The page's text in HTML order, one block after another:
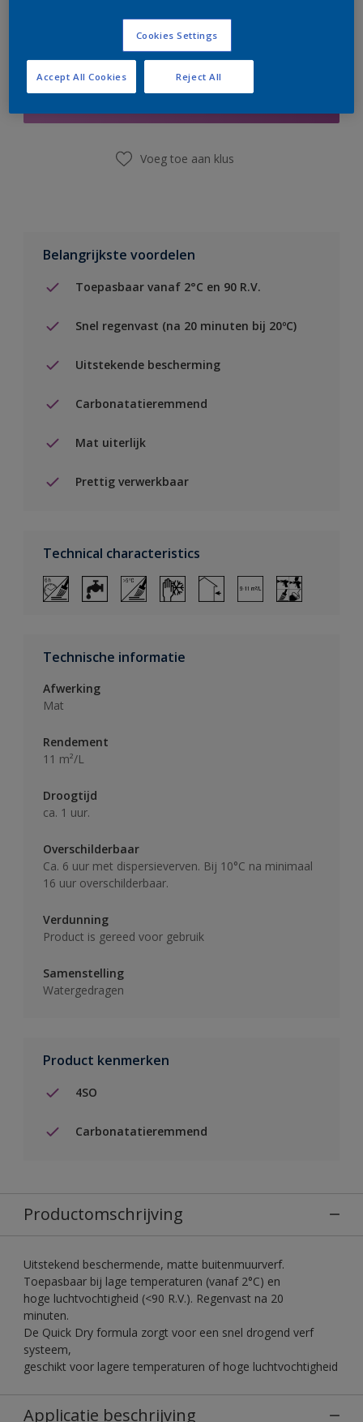
Boodschappenlijst
Voeg toe aan klus
Belangrijkste voordelen
Toepasbaar vanaf 2°C en 90 R.V.
Snel regenvast (na 20 minuten bij 20ºC)
Uitstekende bescherming
Carbonatatieremmend
Mat uiterlijk
Prettig verwerkbaar
Technical characteristics
Technische informatie
Afwerking
Mat
Rendement
11 m²/L
Droogtijd
ca. 1 uur.
Overschilderbaar
Ca. 6 uur met dispersieverven. Bij 10°C na minimaal
16 uur overschilderbaar.
Verdunning
Product is gereed voor gebruik
Samenstelling
Watergedragen
Product kenmerken
4SO
Carbonatatieremmend
Productomschrijving
Uitstekend beschermende, matte buitenmuurverf.
Toepasbaar bij lage temperaturen (vanaf 2°C) en
hoge luchtvochtigheid (<90 R.V.). Regenvast na 20
minuten.
De Quick Dry formula zorgt voor een snel drogend verf
systeem,
geschikt voor lagere temperaturen of hoge luchtvochtigheid
Applicatie beschrijving
Cookies Settings
Reject All
Accept All Cookies